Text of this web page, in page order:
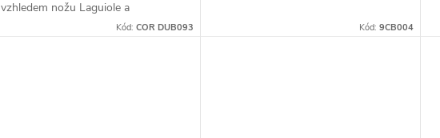
vzhledem nožu Laguiole a
funkčností multifunkčních nožů.
Kód:COR DUB093 Kód: 9CB004